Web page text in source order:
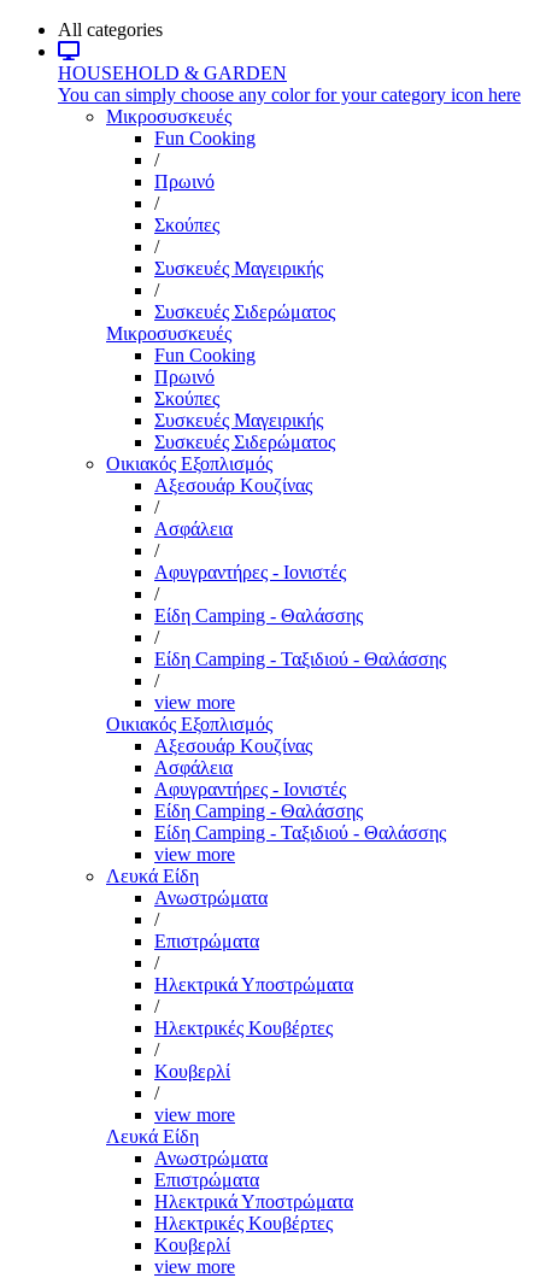
All categories
HOUSEHOLD & GARDEN
You can simply choose any color for your category icon here
Μικροσυσκευές
Fun Cooking
/
Πρωινό
/
Σκούπες
/
Συσκευές Μαγειρικής
/
Συσκευές Σιδερώματος
Μικροσυσκευές
Fun Cooking
Πρωινό
Σκούπες
Συσκευές Μαγειρικής
Συσκευές Σιδερώματος
Οικιακός Εξοπλισμός
Αξεσουάρ Κουζίνας
/
Ασφάλεια
/
Αφυγραντήρες - Ιονιστές
/
Είδη Camping - Θαλάσσης
/
Είδη Camping - Ταξιδιού - Θαλάσσης
/
view more
Οικιακός Εξοπλισμός
Αξεσουάρ Κουζίνας
Ασφάλεια
Αφυγραντήρες - Ιονιστές
Είδη Camping - Θαλάσσης
Είδη Camping - Ταξιδιού - Θαλάσσης
view more
Λευκά Είδη
Ανωστρώματα
/
Επιστρώματα
/
Ηλεκτρικά Υποστρώματα
/
Ηλεκτρικές Κουβέρτες
/
Κουβερλί
/
view more
Λευκά Είδη
Ανωστρώματα
Επιστρώματα
Ηλεκτρικά Υποστρώματα
Ηλεκτρικές Κουβέρτες
Κουβερλί
view more